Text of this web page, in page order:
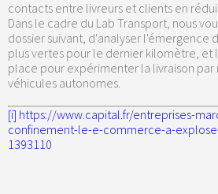
contacts entre livreurs et clients en
Dans le cadre du Lab Transport, nous
dossier suivant, d'analyser l'émergence
plus vertes pour le dernier kilomètre, et
place pour expérimenter la livraison
véhicules autonomes.
[i] https://www.capital.fr/entreprises-
confinement-le-e-commerce-a-
1393110